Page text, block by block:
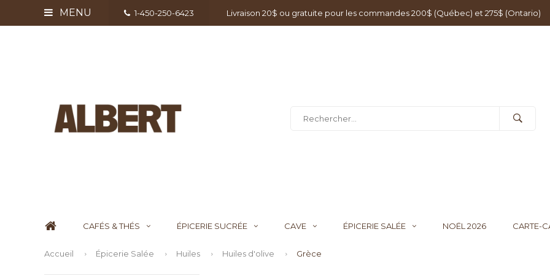
MENU 1-450-250-6423 Livraison 20$ ou gratuite pour les commandes 200$ (Québec) et 275$ (Ontario)
CAFÉS & THÉS ÉPICERIE SUCRÉE CAVE ÉPICERIE SALÉE NOËL 2026 CARTE-
Accueil Épicerie Salée Huiles Huiles d'olive Grèce